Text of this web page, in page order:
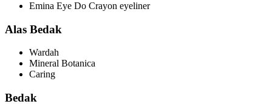
Emina Eye Do Crayon eyeliner
Alas Bedak
Wardah
Mineral Botanica
Caring
Bedak